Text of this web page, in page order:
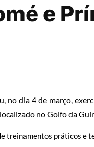
e
no dia 4 de março,
no Golfo da
treinamentos práticos e